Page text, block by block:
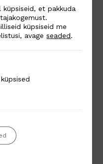
abi ja
küpsiseid, et pakkuda
küpsiseid me
avageseaded.